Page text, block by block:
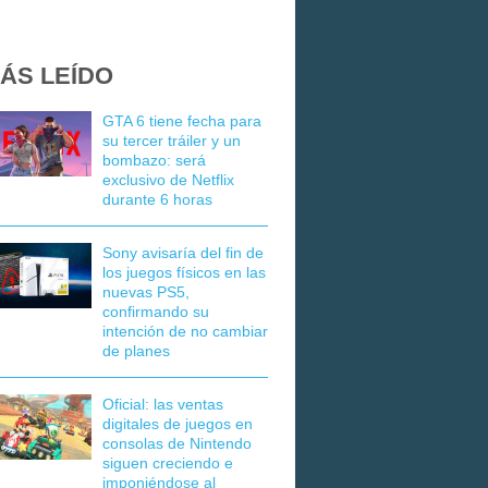
LEÍDO
GTA 6 tiene fecha para
su tercer tráiler y un
bombazo: será
exclusivo de Netflix
durante 6 horas
Sony avisaría del fin de
los juegos físicos en las
nuevas PS5,
confirmando su
intención de no cambiar
de planes
Oficial: las ventas
digitales de juegos en
consolas de Nintendo
siguen creciendo e
imponiéndose al